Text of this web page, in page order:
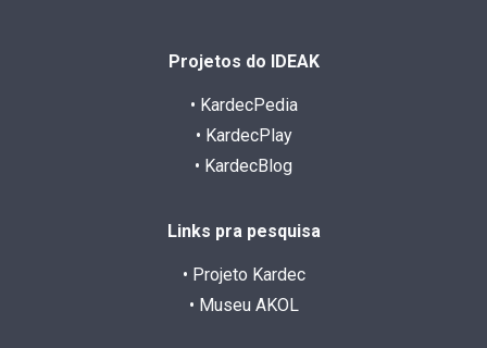
Projetos do IDEAK
• KardecPedia
• KardecPlay
• KardecBlog
Links pra pesquisa
• Projeto Kardec
• Museu AKOL